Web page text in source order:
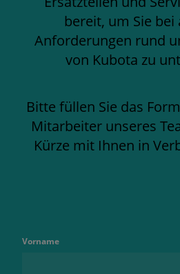
bereit, um Sie bei
Anforderungen rund
von Kubota zu
Bitte füllen Sie das
Mitarbeiter unseres
Kürze mit Ihnen in
Vorname